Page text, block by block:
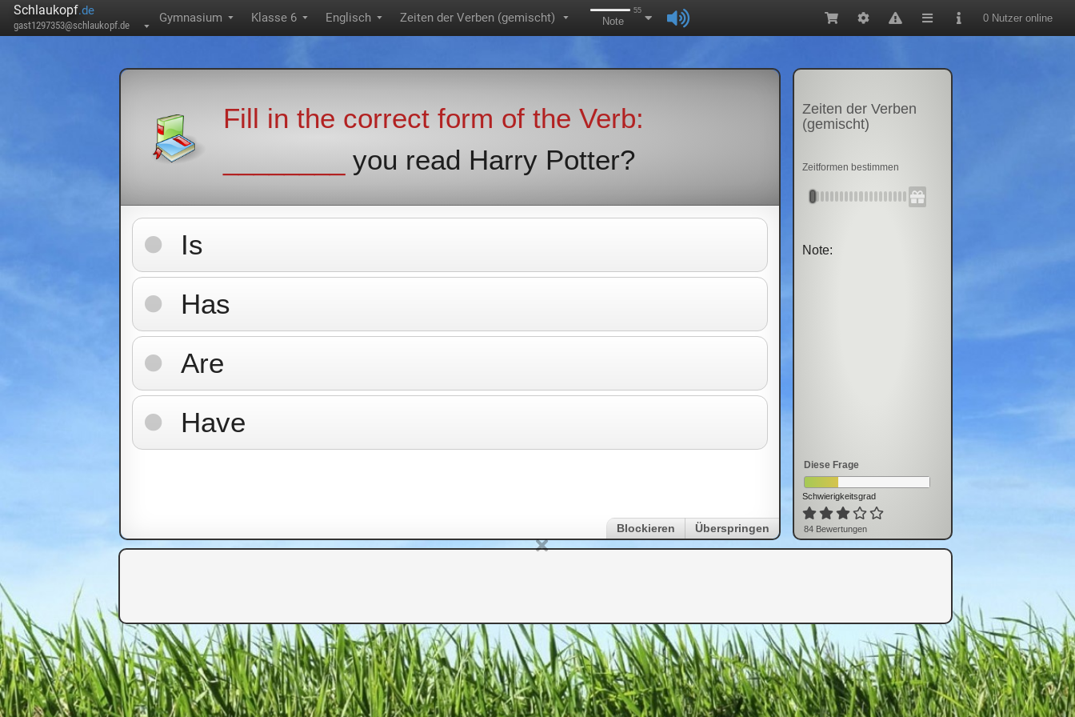
Schlaukopf.de
gast1297353@schlaukopf.de ▼
Gymnasium ▼ Klasse 6 ▼ Englisch ▼ Zeiten der Verben (gemischt) ▼
55
Note 0 Nutzer online
Fill in the correct form of the Verb:
you read Harry Potter?
Is
Has
Are
Have
Blockieren Überspringen
Zeiten der Verben
(gemischt)
Zeitformen bestimmen
Note:
Diese Frage
Schwierigkeitsgrad
84 Bewertungen